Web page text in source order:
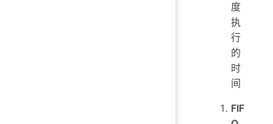
度
执
行
的
时
间
FIF